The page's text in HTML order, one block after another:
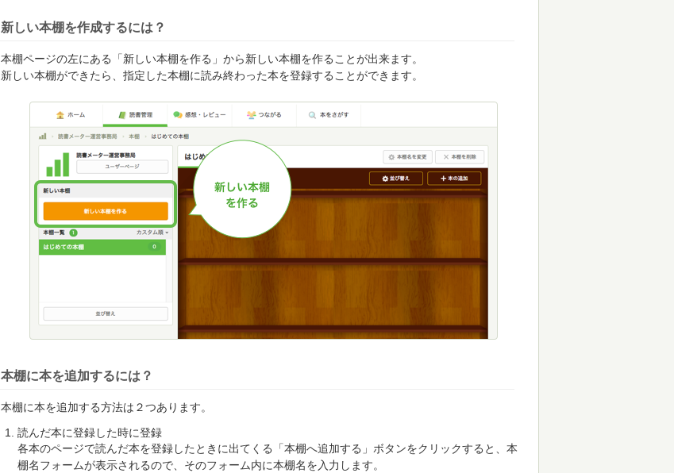
新しい本棚を作成するには？
本棚ページの左にある「新しい本棚を作る」から新しい本棚を作ることが出来ます。
新しい本棚ができたら、指定した本棚に読み終わった本を登録することができます。
本棚に本を追加するには？
本棚に本を追加する方法は２つあります。
読んだ本に登録した時に登録
各本のページで読んだ本を登録したときに出てくる「本棚へ追加する」ボタンをクリックすると、本
棚名フォームが表示されるので、そのフォーム内に本棚名を入力します。